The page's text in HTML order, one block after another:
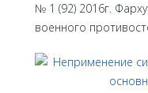
№ 1 (92) 2016г.
военного